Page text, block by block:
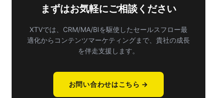
まずはお気軽にご相談ください
XTVでは、CRM/MA/BIを駆使したセールスフロー最
適化から コンテンツマーケティングまで、貴社の成長
を伴走支援します。
お問い合わせはこちら →